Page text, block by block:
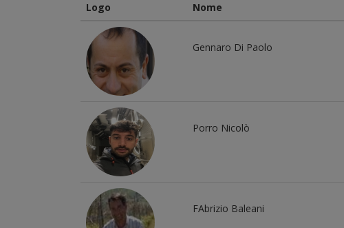
Logo Nome
Gennaro Di Paolo
Porro Nicolò
FAbrizio Baleani